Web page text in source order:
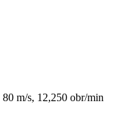
80 m/s, 12,250 obr/min